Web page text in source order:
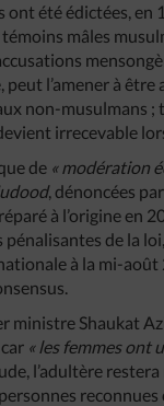
ont été édictées,
mâles
l’amener à
non-musulmans
irrecevable
de « modération
, dénoncées
à l’origine en
de la
à la mi-
ministre Shaukat
« les femmes ont
l’adultère